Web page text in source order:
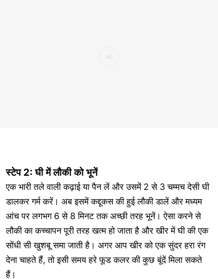
स्टेप 2: घी में लौकी को भूनें
एक भारी तले वाली कढ़ाई या पैन लें और उसमें 2 से 3 चम्मच देसी घी
डालकर गर्म करें। अब इसमें कद्दूकस की हुई लौकी डालें और मध्यम
आंच पर लगभग 6 से 8 मिनट तक अच्छी तरह भूनें। ऐसा करने से
लौकी का कच्चापन पूरी तरह खत्म हो जाता है और खीर में घी की एक
सोंधी सी खुशबू समा जाती है। अगर आप खीर को एक सुंदर हरा रंग
देना चाहते हैं, तो इसी समय हरे फूड कलर की कुछ बूंदें मिला सकते
हैं।